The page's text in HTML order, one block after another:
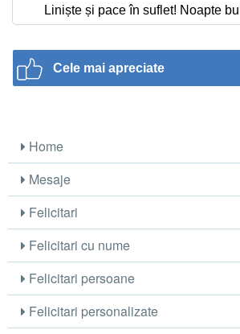
Liniște și pace în suflet! Noapte
Cele mai apreciate
Home
Mesaje
Felicitari
Felicitari cu nume
Felicitari persoane
Felicitari personalizate